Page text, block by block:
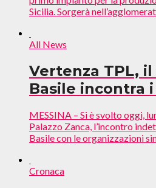
Sicilia. Sorgerà
All News
Vertenza TPL, il
Basile incontra
MESSINA – Si è svolto oggi,
Palazzo Zanca, l’incontro
Basile con le organizzazioni
Cronaca